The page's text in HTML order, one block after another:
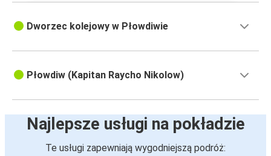
Dworzec kolejowy w Płowdiwie
Płowdiw (Kapitan Raycho Nikolow)
Najlepsze usługi na pokładzie
Te usługi zapewniają wygodniejszą podróż: